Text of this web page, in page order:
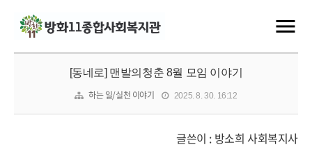
[동네로] 맨발의청춘 8월 모임 이야기
하는 일/실천 이야기 2025. 8. 30. 16:12
글쓴이 : 방소희 사회복지사